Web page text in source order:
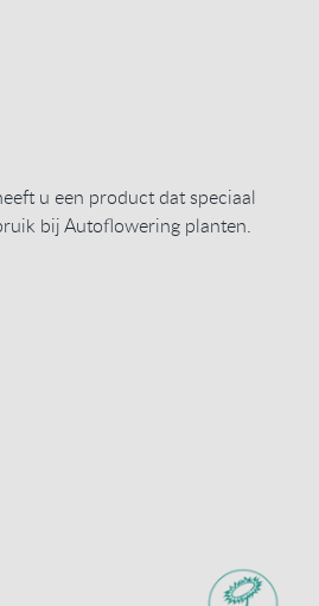
u een product dat speciaal
bij Autoflowering planten.